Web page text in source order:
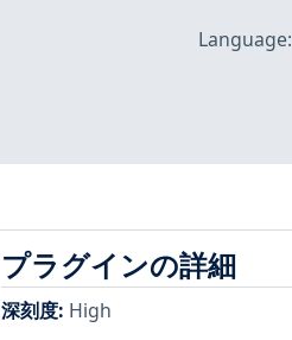
Language:
プラグインの詳細
深刻度: High